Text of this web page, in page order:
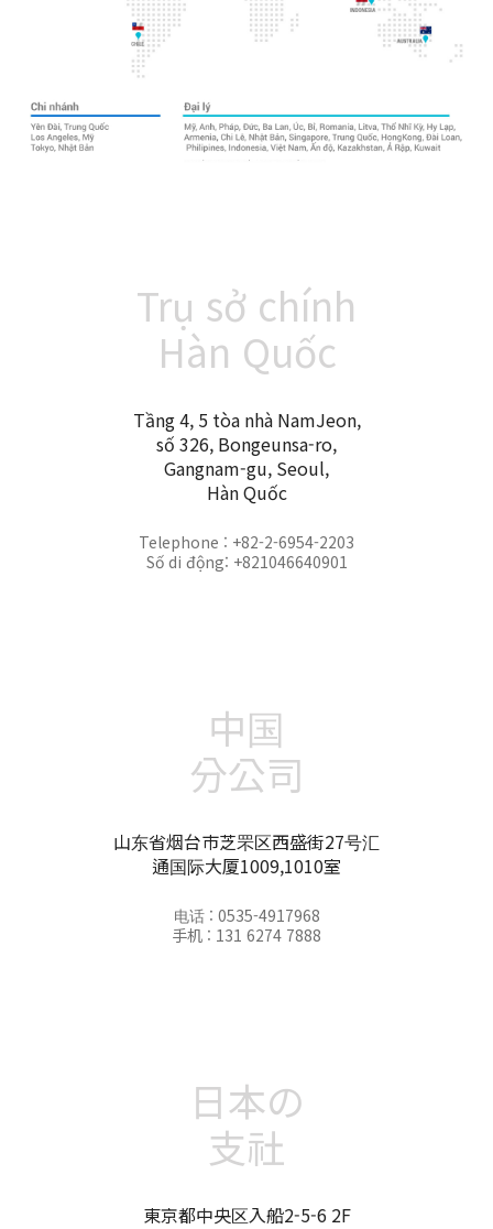
Trụ sở chính
Hàn Quốc
Tầng 4, 5 tòa nhà NamJeon,
số 326, Bongeunsa-ro,
Gangnam-gu, Seoul,
Hàn Quốc
Telephone : +82-2-6954-2203
Số di động: +821046640901
中国
分公司
山东省烟台市芝罘区西盛街27号汇
通国际大厦1009,1010室
电话 : 0535-4917968
手机 : 131 6274 7888
日本の
支社
東京都中央区入船2-5-6 2F